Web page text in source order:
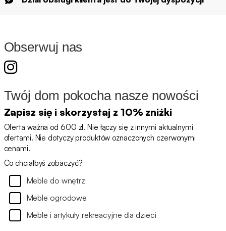
Obserwuj nas
Twój dom pokocha nasze nowości
Zapisz się i skorzystaj z 10% zniżki
Oferta ważna od 600 zł. Nie łączy się z innymi aktualnymi
ofertami. Nie dotyczy produktów oznaczonych czerwonymi
cenami.
Co chciałbyś zobaczyć?
Meble do wnętrz
Meble ogrodowe
Meble i artykuły rekreacyjne dla dzieci